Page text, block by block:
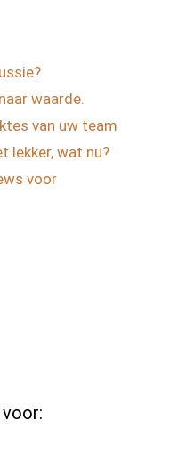
waarde.
van uw team
lekker, wat nu?
voor